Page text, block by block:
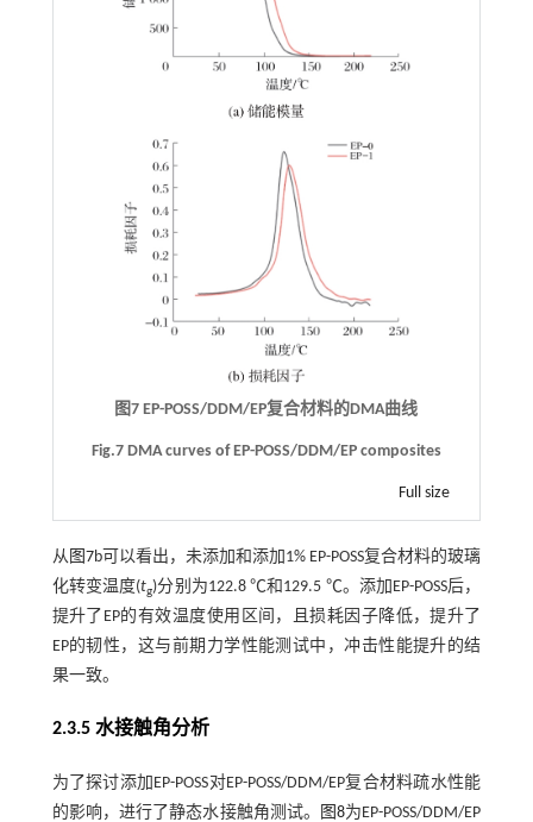
图7 EP-POSS/DDM/EP复合材料的DMA曲线
Fig.7 DMA curves of EP-POSS/DDM/EP composites
Full size
从图7b可以看出，未添加和添加1% EP-POSS复合材料的玻璃
化转变温度(tg)分别为122.8 ℃和129.5 ℃。添加EP-POSS后，
提升了EP的有效温度使用区间，且损耗因子降低，提升了
EP的韧性，这与前期力学性能测试中，冲击性能提升的结
果一致。
2.3.5 水接触角分析
为了探讨添加EP-POSS对EP-POSS/DDM/EP复合材料疏水性能
的影响，进行了静态水接触角测试。
图8为EP-POSS/DDM/EP